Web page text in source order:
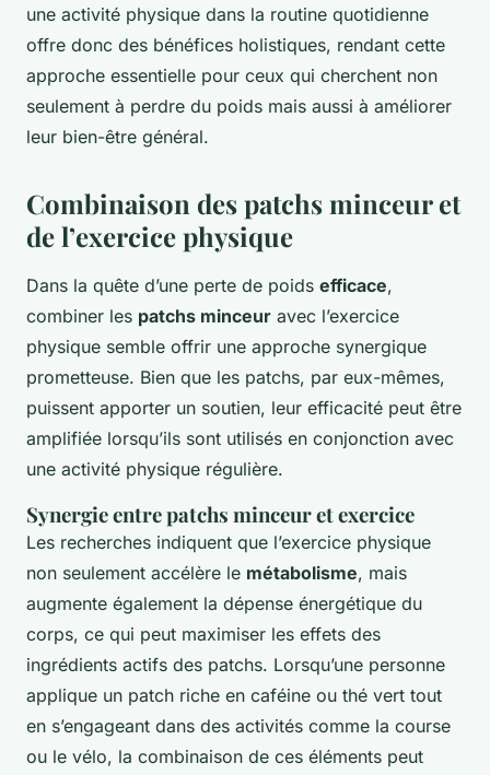
une activité physique dans la routine quotidienne
offre donc des bénéfices holistiques, rendant cette
approche essentielle pour ceux qui cherchent non
seulement à perdre du poids mais aussi à améliorer
leur bien-être général.
Combinaison des patchs minceur et
de l’exercice physique
Dans la quête d’une perte de poids efficace,
combiner les patchs minceur avec l’exercice
physique semble offrir une approche synergique
prometteuse. Bien que les patchs, par eux-mêmes,
puissent apporter un soutien, leur efficacité peut être
amplifiée lorsqu’ils sont utilisés en conjonction avec
une activité physique régulière.
Synergie entre patchs minceur et exercice
Les recherches indiquent que l’exercice physique
non seulement accélère le métabolisme, mais
augmente également la dépense énergétique du
corps, ce qui peut maximiser les effets des
ingrédients actifs des patchs. Lorsqu’une personne
applique un patch riche en caféine ou thé vert tout
en s’engageant dans des activités comme la course
ou le vélo, la combinaison de ces éléments peut